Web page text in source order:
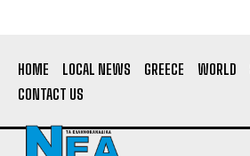
HOME LOCAL NEWS GREECE WORLD
CONTACT US